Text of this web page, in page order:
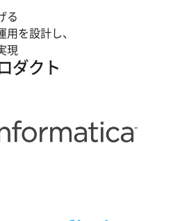
る
を設計し、
現
ダクト